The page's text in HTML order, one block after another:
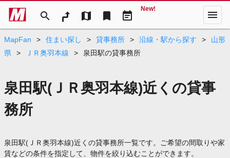
search map bookmark event_note
New! menu
MapFan > 住まい探し > 貸事務所 > 沿線・駅から探す >
山形
県
> ＪＲ奥羽本線 > 泉田駅の貸事務所
泉田駅(ＪＲ奥羽本線)近くの貸事
務所
泉田駅(ＪＲ奥羽本線)近くの貸事務所一覧です。ご希望の間取りや家
賃などの条件を指定して、物件を絞り込むことができます。